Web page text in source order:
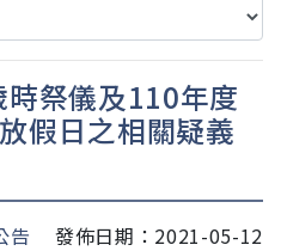
祭儀及110年度
假日之相關疑義
告 發佈日期：2021-05-12